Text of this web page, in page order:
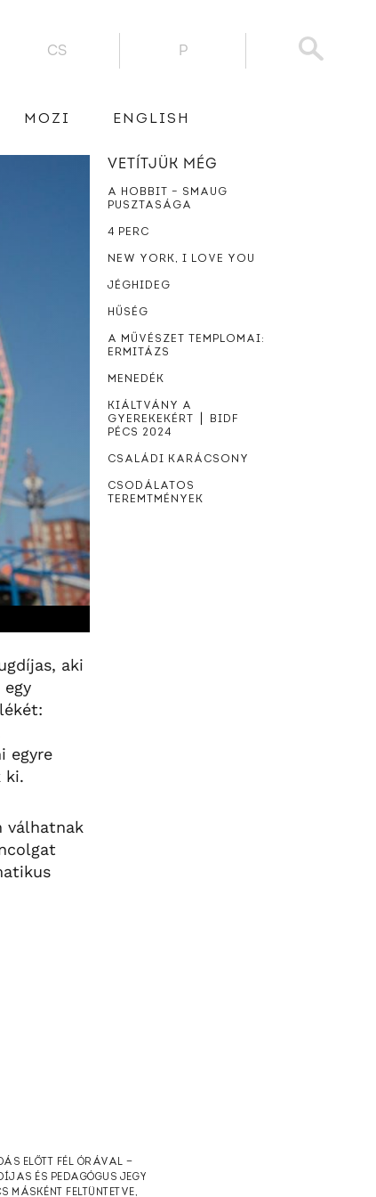
CS P
MOZI ENGLISH
aki
egyre
ki.
válhatnak
VETÍTJÜK MÉG
A HOBBIT – SMAUG
PUSZTASÁGA
4 PERC
NEW YORK, I LOVE YOU
JÉGHIDEG
HŰSÉG
A MŰVÉSZET TEMPLOMAI:
ERMITÁZS
MENEDÉK
KIÁLTVÁNY A
GYEREKEKÉRT ⎪ BIDF
PÉCS 2024
CSALÁDI KARÁCSONY
CSODÁLATOS
TEREMTMÉNYEK
ELŐTT FÉL ÓRÁVAL —
ÉS PEDAGÓGUS JEGY
FELTÜNTETVE,